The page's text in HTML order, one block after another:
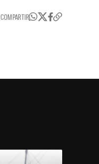
COMPARTIR